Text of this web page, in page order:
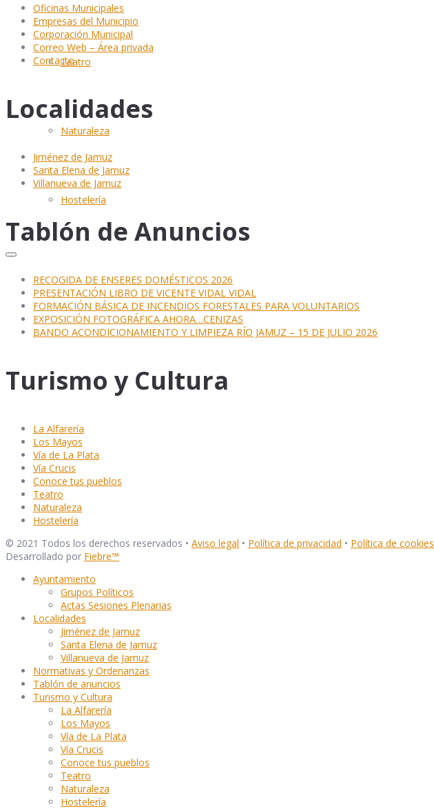
Teatro
Naturaleza
Hostelería
Oficinas Municipales
Empresas del Municipio
Corporación Municipal
Correo Web – Área privada
Contacto
Localidades
Jiménez de Jamuz
Santa Elena de Jamuz
Villanueva de Jamuz
Tablón de Anuncios
RECOGIDA DE ENSERES DOMÉSTICOS 2026
PRESENTACIÓN LIBRO DE VICENTE VIDAL VIDAL
FORMACIÓN BÁSICA DE INCENDIOS FORESTALES PARA VOLUNTARIOS
EXPOSICIÓN FOTOGRÁFICA AHORA…CENIZAS
BANDO ACONDICIONAMIENTO Y LIMPIEZA RÍO JAMUZ – 15 DE JULIO 2026
Turismo y Cultura
La Alfarería
Los Mayos
Vía de La Plata
Vía Crucis
Conoce tus pueblos
Teatro
Naturaleza
Hostelería
© 2021 Todos los derechos reservados • Aviso legal • Política de privacidad • Política de cookies
Desarrollado por Fiebre™
Ayuntamiento
Grupos Políticos
Actas Sesiones Plenarias
Localidades
Jiménez de Jamuz
Santa Elena de Jamuz
Villanueva de Jamuz
Normativas y Ordenanzas
Tablón de anuncios
Turismo y Cultura
La Alfarería
Los Mayos
Vía de La Plata
Vía Crucis
Conoce tus pueblos
Teatro
Naturaleza
Hostelería